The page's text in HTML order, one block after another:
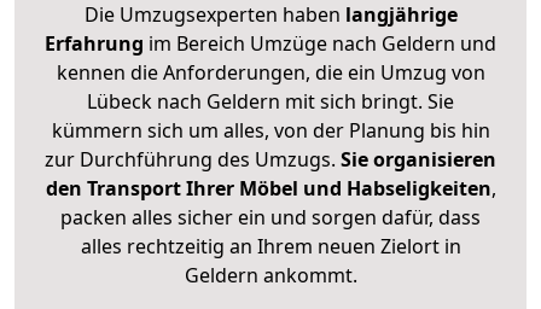
Die Umzugsexperten haben langjährige
Erfahrung im Bereich Umzüge nach Geldern und
kennen die Anforderungen, die ein Umzug von
Lübeck nach Geldern mit sich bringt. Sie
kümmern sich um alles, von der Planung bis hin
zur Durchführung des Umzugs. Sie organisieren
den Transport Ihrer Möbel und Habseligkeiten,
packen alles sicher ein und sorgen dafür, dass
alles rechtzeitig an Ihrem neuen Zielort in
Geldern ankommt.